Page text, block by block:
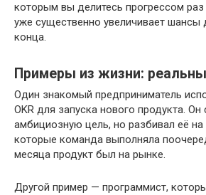
которым вы делитесь прогрессом
уже существенно увеличивает шансы
конца.
Примеры из жизни:
Один знакомый предприниматель
OKR для запуска нового продукта. Он
амбициозную цель, но разбивал её
которые команда выполняла
месяца продукт был на рынке.
Другой пример — программист,